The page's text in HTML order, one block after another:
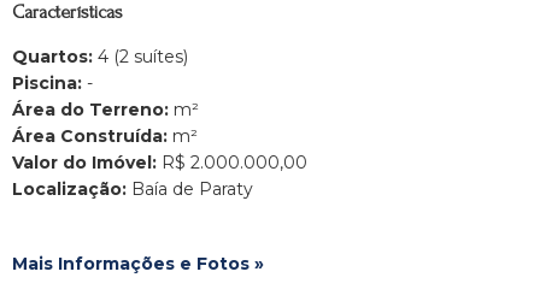
Características
Quartos: 4 (2 suítes)
Piscina: -
Área do Terreno: m²
Área Construída: m²
Valor do Imóvel: R$ 2.000.000,00
Localização: Baía de Paraty
Mais Informações e Fotos »